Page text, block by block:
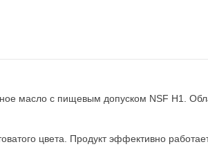
масло с пищевым допуском NSF H1.
цвета. Продукт эффективно